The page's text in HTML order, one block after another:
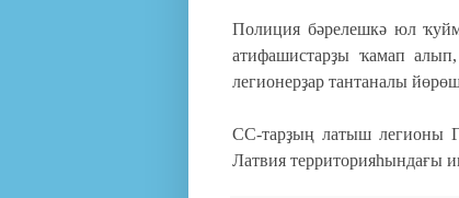
Полиция бәрелешкә юл
атифашистарҙы ҡамап
легионерҙар тантаналы
СС-тарҙың латыш легионы
Латвия территорияһындағы